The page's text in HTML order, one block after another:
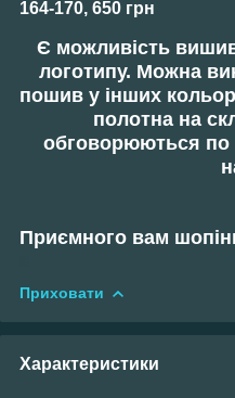
164-170, 650 грн
Є можливість
логотипу. Можна
пошив у інших
полотна на
обговорюються по
Приємного вам
Приховати
Характеристики